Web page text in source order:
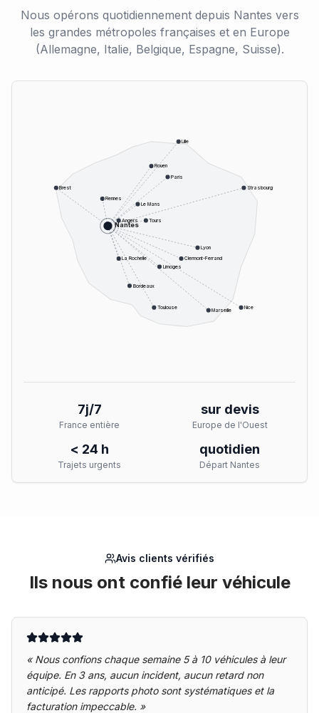
Nous opérons quotidiennement depuis Nantes vers
les grandes métropoles françaises et en Europe
(Allemagne, Italie, Belgique, Espagne, Suisse).
Nantes
Paris
Lyon
Marseille
Toulouse
Bordeaux
Nice
Strasbourg
Lille
Rennes
Angers
Le Mans
Tours
Limoges
Clermont-Ferrand
Rouen
Brest
La Rochelle
7j/7
France entière
sur devis
Europe de l'Ouest
< 24 h
Trajets urgents
quotidien
Départ Nantes
Avis clients vérifiés
Ils nous ont confié leur véhicule
« Nous confions chaque semaine 5 à 10 véhicules à leur
équipe. En 3 ans, aucun incident, aucun retard non
anticipé. Les rapports photo sont systématiques et la
facturation impeccable. »